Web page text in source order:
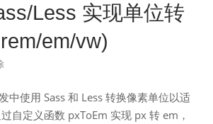
Less 实现单位转
em/vw)
中使用 Sass 和 Less 转换像素单位以适
自定义函数 pxToEm 实现 px 转 em，